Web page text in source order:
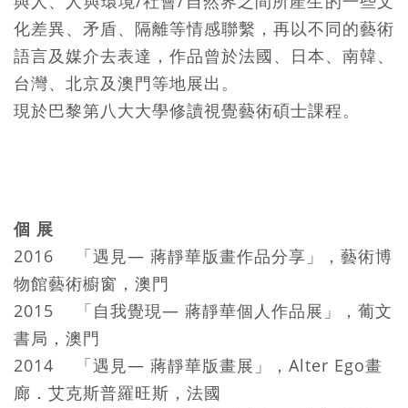
化差異、矛盾、隔離等情感聯繫，再以不同的藝術
語言及媒介去表達，作品曾於法國、日本、南韓、
台灣、北京及澳門等地展出。
現於巴黎第八大大學修讀視覺藝術碩士課程。
個 展
2016 「遇見— 蔣靜華版畫作品分享」，藝術博
物館藝術櫥窗，澳門
2015 「自我覺現— 蔣靜華個人作品展」，葡文
書局，澳門
2014 「遇見— 蔣靜華版畫展」，Alter Ego畫
廊．艾克斯普羅旺斯，法國